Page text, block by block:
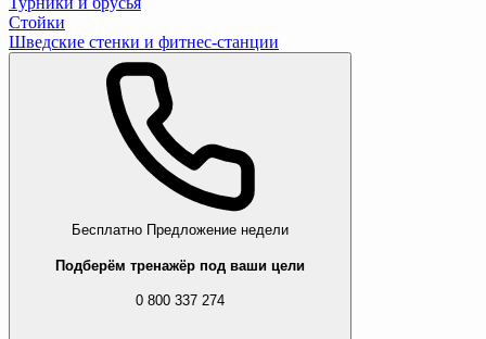
Стойки
Шведские стенки и фитнес-станции
Бесплатно Предложение недели
Подберём тренажёр под ваши цели
0 800 337 274